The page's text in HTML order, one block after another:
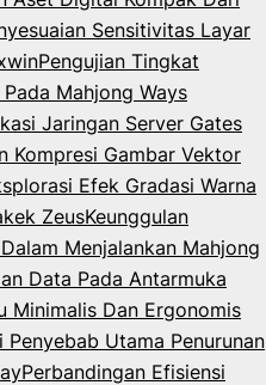
Sensitivitas Layar
Pengujian Tingkat
Mahjong Ways
Jaringan Server Gates
Kompresi Gambar Vektor
Efek Gradasi Warna
ZeusKeunggulan
Menjalankan Mahjong
Data Pada Antarmuka
Minimalis Dan Ergonomis
Penyebab Utama Penurunan
Perbandingan Efisiensi